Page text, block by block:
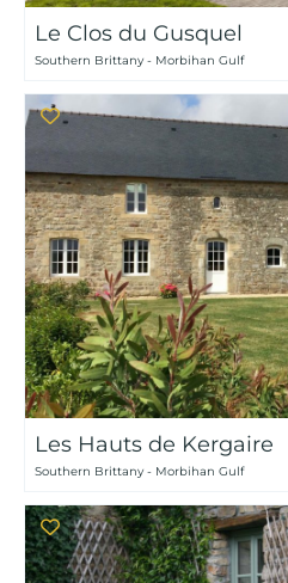
Le Clos du Gusquel
Southern Brittany - Morbihan Gulf
Les Hauts de Kergaire
Southern Brittany - Morbihan Gulf